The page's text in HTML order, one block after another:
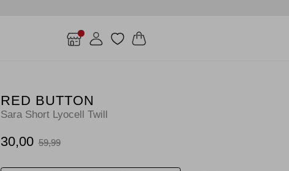
RED BUTTON
Sara Short Lyocell Twill
30,00 59,99